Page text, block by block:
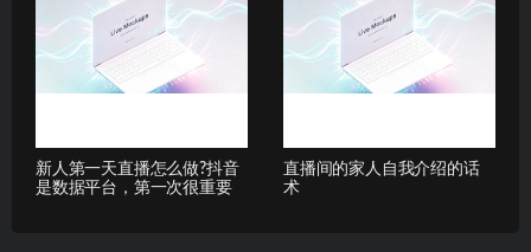
新人第一天直播怎么做?抖音
是数据平台，第一次很重要
直播间的家人自我介绍的话
术